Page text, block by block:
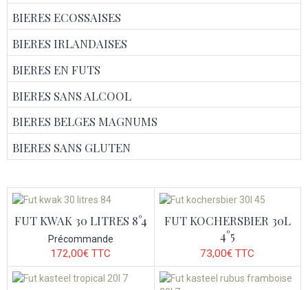
BIERES ECOSSAISES
BIERES IRLANDAISES
BIERES EN FUTS
BIERES SANS ALCOOL
BIERES BELGES MAGNUMS
BIERES SANS GLUTEN
FUT KWAK 30 LITRES 8°4
Précommande
172,00€TTC
FUT KOCHERSBIER 30L
4°5
73,00€TTC